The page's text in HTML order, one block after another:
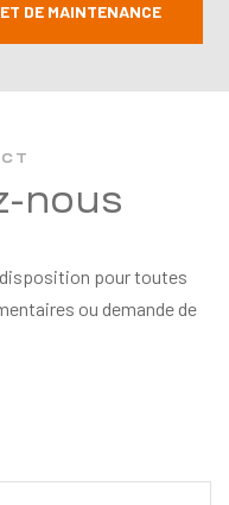
DE MAINTENANCE
nous
pour toutes
ou demande de